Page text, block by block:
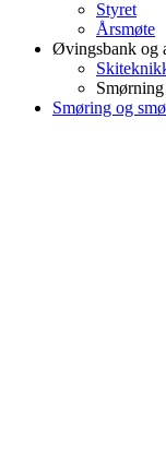
Styret
Årsmøte
Øvingsbank og
Smøring og